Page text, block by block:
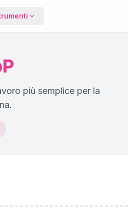
Riduci le dimensioni del
file mantenendo la
qualità.
Strumento per i
più semplice per la